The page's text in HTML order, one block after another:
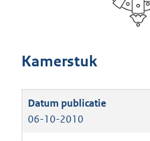
Kamerstuk
06-10-2010